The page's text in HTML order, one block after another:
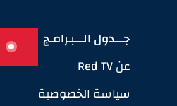
جـــدول الـــبـرامـج
عن Red TV
سياسة الخصوصية